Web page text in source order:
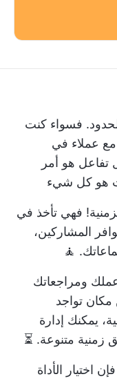
فسواء كنت
عملاء في
هو أمر
هو كل شيء
فهي تأخذ في
المشاركين،
🧘
ومراجعاتك
تواجد
يمكنك إدارة
زمنية متنوعة. ⏳
اختيار الأداة